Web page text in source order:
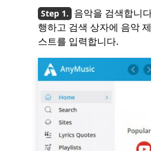
음악을 검색합니
행하고 검색 상자에 음악
스트를 입력합니다.